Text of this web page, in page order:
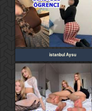
istanbul Aysu